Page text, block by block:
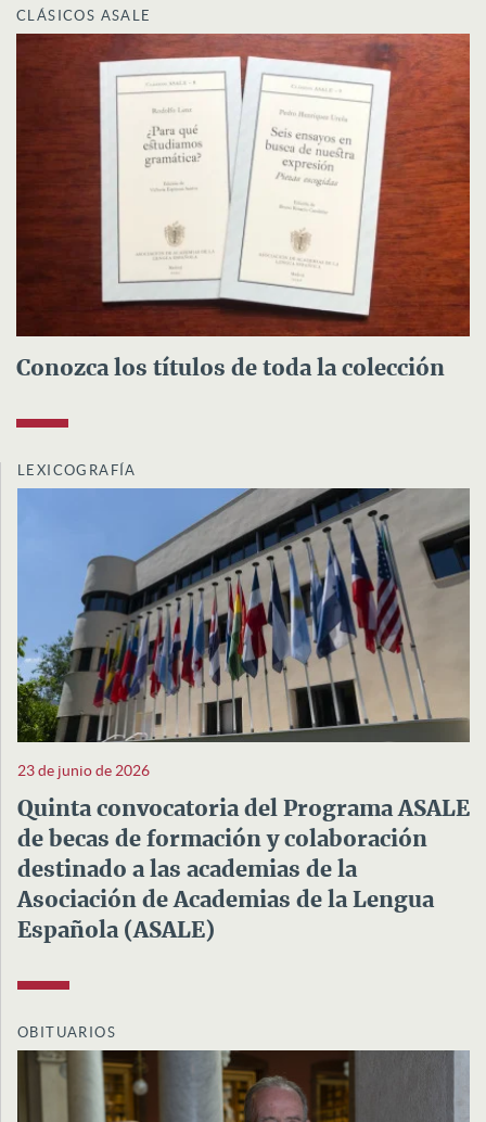
CLÁSICOS ASALE
Conozca los títulos de toda la colección
LEXICOGRAFÍA
23 de junio de 2026
Quinta convocatoria del Programa ASALE
de becas de formación y colaboración
destinado a las academias de la
Asociación de Academias de la Lengua
Española (ASALE)
OBITUARIOS